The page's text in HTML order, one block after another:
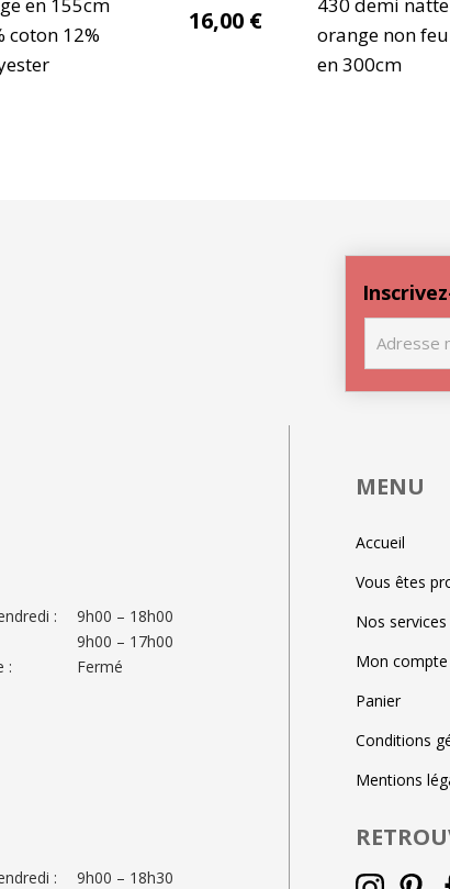
coton 12%
16,00 €
orange non
en 300cm
:
:
9h00 – 18h00
9h00 – 17h00
Fermé
: 9h00 – 18h30
MENU
Accueil
Vous êtes
Nos services
Mon compte
Panier
Conditions
Mentions